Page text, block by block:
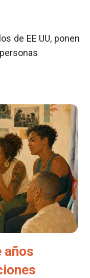
de EE UU, ponen
años